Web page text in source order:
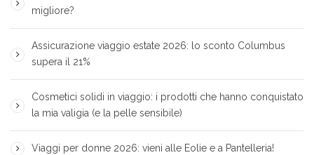
migliore?
Assicurazione viaggio estate 2026: lo sconto Columbus
supera il 21%
Cosmetici solidi in viaggio: i prodotti che hanno conquistato
la mia valigia (e la pelle sensibile)
Viaggi per donne 2026: vieni alle Eolie e a Pantelleria!